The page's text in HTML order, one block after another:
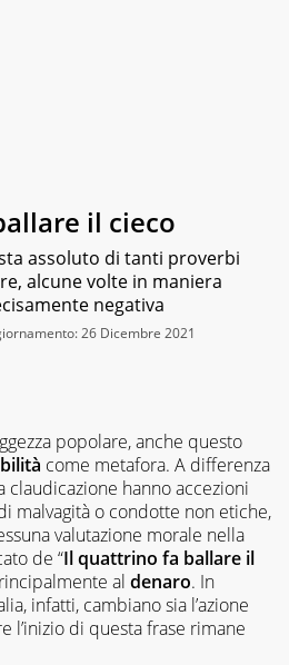
il cieco
assoluto di tanti proverbi
alcune volte in maniera
negativa
26 Dicembre 2021
popolare, anche questo
come metafora. A differenza
claudicazione hanno accezioni
malvagità o condotte non etiche,
valutazione morale nella
de “Il quattrino fa ballare il
al denaro. In
infatti, cambiano sia l’azione
l’inizio di questa frase rimane